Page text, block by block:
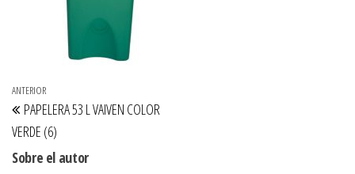
Navegación de entradas
Entrada anterior
ANTERIOR
PAPELERA 53 L VAIVEN COLOR
VERDE (6)
Sobre el autor